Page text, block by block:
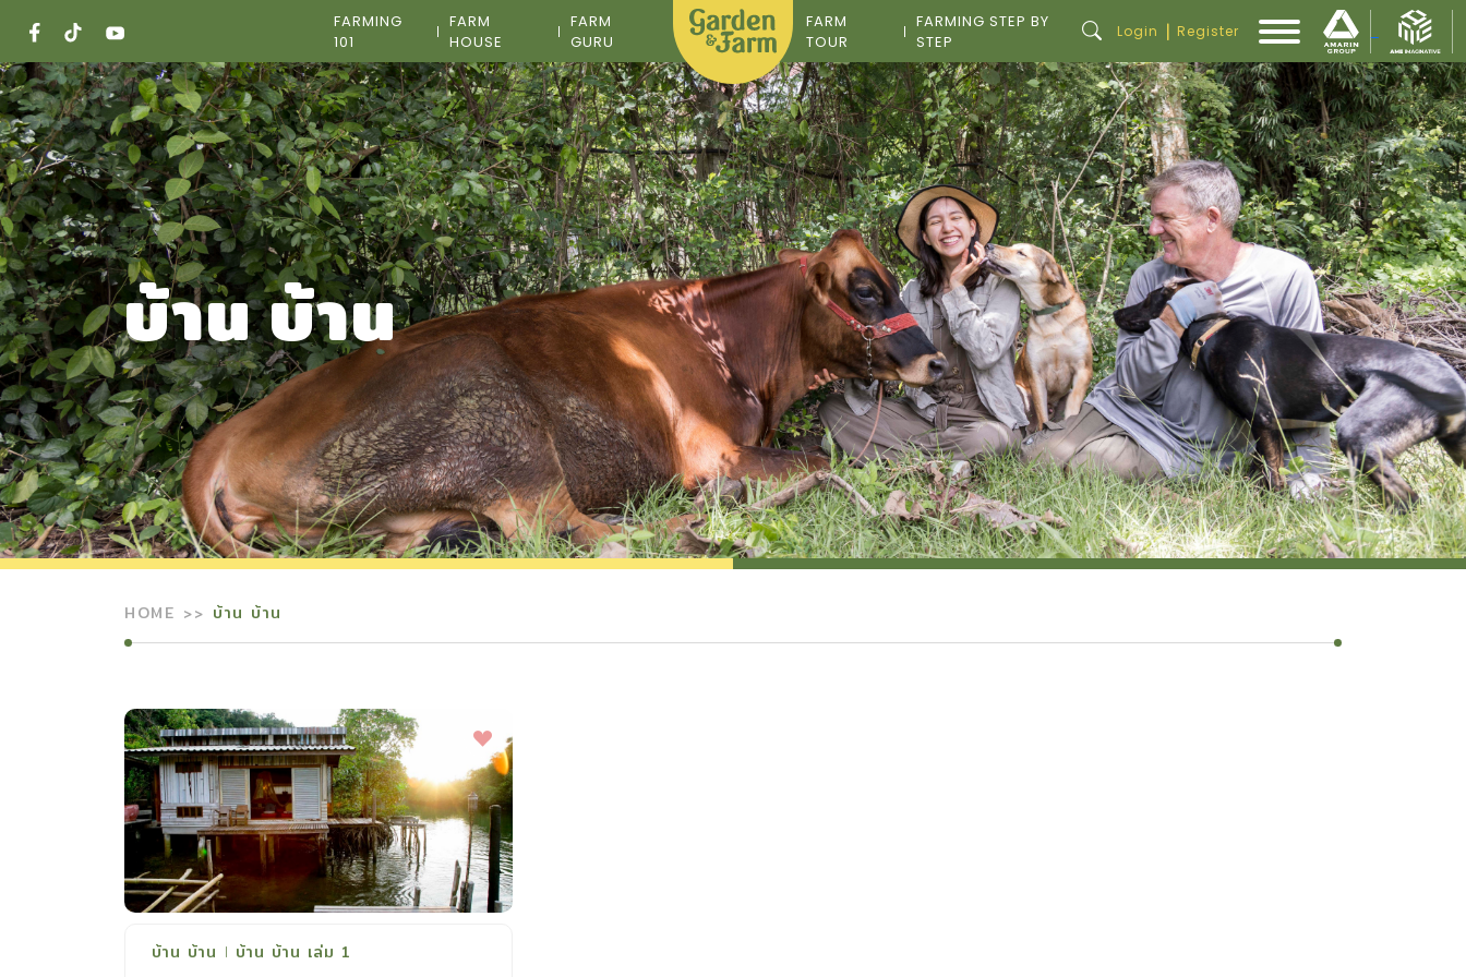
content
FARMING
101
FARM
HOUSE
FARM
GURU
FARM
TOUR
FARMING STEP BY
STEP
Login | Register
บ้าน บ้าน
HOME บ้าน บ้าน
บ้าน บ้าน บ้าน บ้าน เล่ม 1